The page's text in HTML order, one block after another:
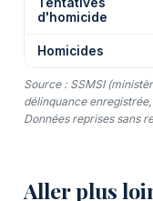
d'homicide
Homicides
Source : SSMSI
délinquance
Données reprises sans
Aller plus